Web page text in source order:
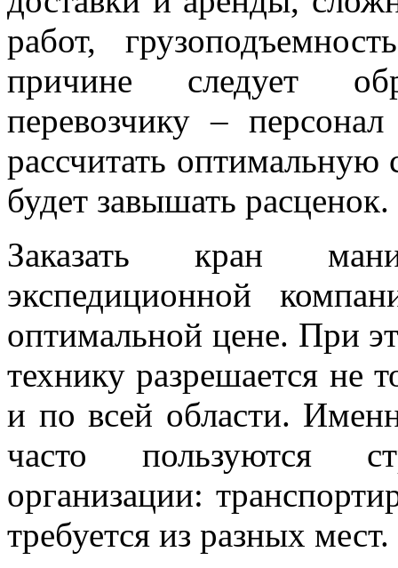
работ,
причине следует
перевозчику –
рассчитать
будет завышать расценок.
Заказать кран
экспедиционной
оптимальной цене. При
технику разрешается не
и по всей области.
часто пользуются
организации:
требуется из разных мест.